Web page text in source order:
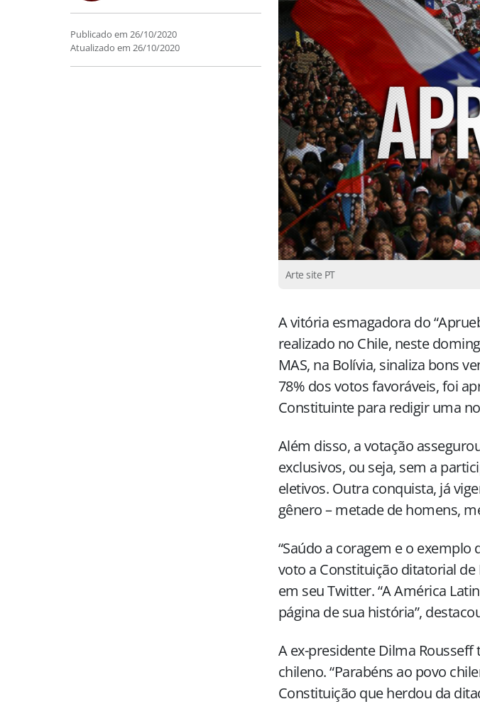
Publicado em 26/10/2020
Atualizado em 26/10/2020
Arte site PT
A vitória esmagadora do
realizado no Chile, neste
MAS, na Bolívia, sinaliza bons
78% dos votos favoráveis, foi
Constituinte para redigir uma
Além disso, a votação
exclusivos, ou seja, sem a
eletivos. Outra conquista, já
gênero – metade de homens,
“Saúdo a coragem e o
voto a Constituição ditatorial
em seu Twitter. “A América
página de sua história”,
A ex-presidente Dilma
chileno. “Parabéns ao povo
Constituição que herdou da